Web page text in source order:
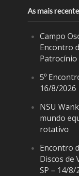
As mais
Campo
Encontro
5º
16/8/2026
NSU
mundo
rotativo
Encontro
Discos de
SP – 14/8/